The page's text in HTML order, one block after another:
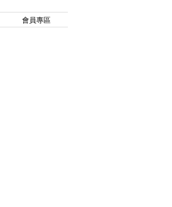
會員專區